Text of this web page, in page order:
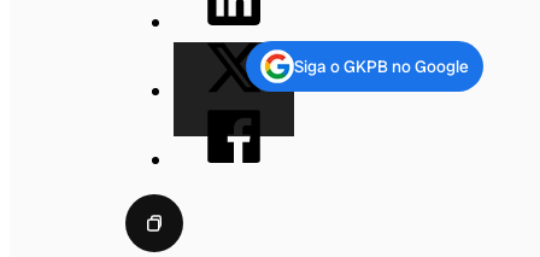
Siga o GKPB no Google